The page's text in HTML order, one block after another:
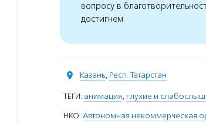
вопросу в
достигнем
Казань, Респ. Татарстан
ТЕГИ: анимация, глухие и
НКО: Автономная некоммерческая